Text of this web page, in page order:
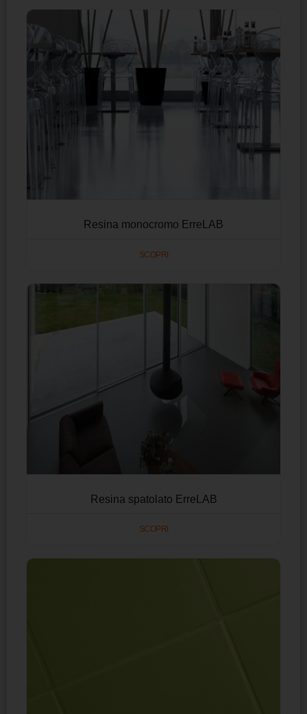
Resina monocromo ErreLAB
SCOPRI
Resina spatolato ErreLAB
SCOPRI